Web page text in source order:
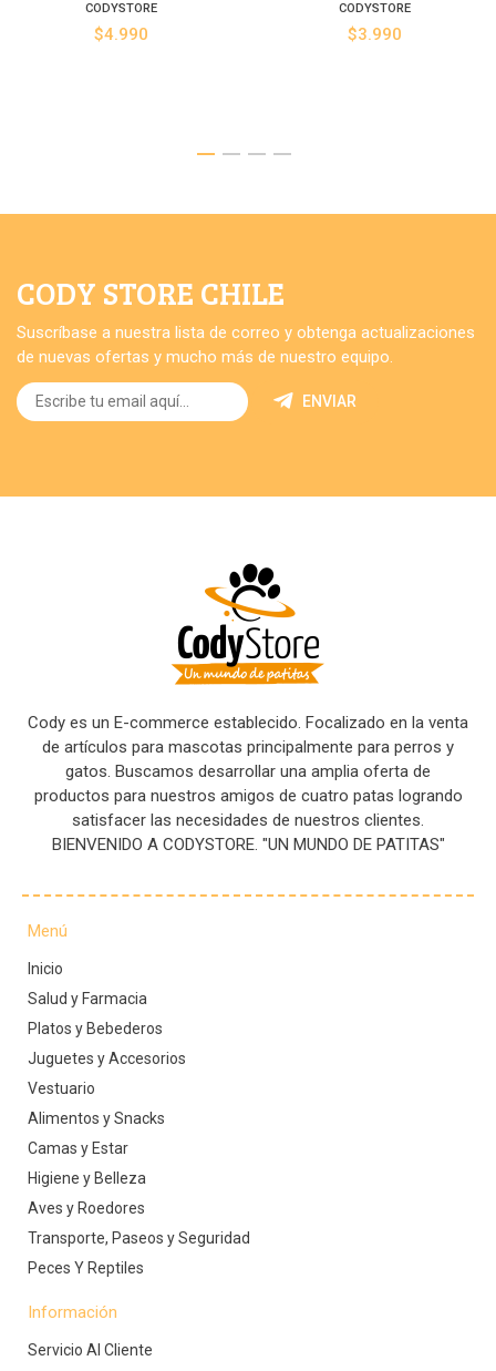
CODYSTORE
$4.990
CODYSTORE
$3.990
CODY STORE CHILE
Suscríbase a nuestra lista de correo y obtenga actualizaciones
de nuevas ofertas y mucho más de nuestro equipo.
ENVIAR
Cody es un E-commerce establecido. Focalizado en la venta
de artículos para mascotas principalmente para perros y
gatos. Buscamos desarrollar una amplia oferta de
productos para nuestros amigos de cuatro patas logrando
satisfacer las necesidades de nuestros clientes.
BIENVENIDO A CODYSTORE. "UN MUNDO DE PATITAS"
Menú
Inicio
Salud y Farmacia
Platos y Bebederos
Juguetes y Accesorios
Vestuario
Alimentos y Snacks
Camas y Estar
Higiene y Belleza
Aves y Roedores
Transporte, Paseos y Seguridad
Peces Y Reptiles
Información
Servicio Al Cliente